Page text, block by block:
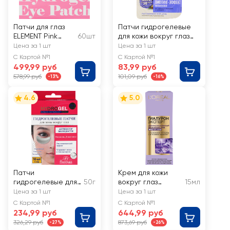
Патчи для глаз
ELEMENT Pink
гидрогелевые
экстракт
шиповника, роза,
овсяные отруби
60шт
Цена за 1 шт
С Картой №1
499,99 руб
578,99 руб -13%
Патчи гидрогелевые
для кожи вокруг глаз
НАРОДНЫЕ РЕЦЕПТЫ
Лифтинг-эффект, 10шт
Цена за 1 шт
С Картой №1
83,99 руб
101,09 руб -16%
4.6
Патчи
гидрогелевые для
области под
глазами FLORESAN
COSMETIC
Hydrogel
Активатор
50г
Цена за 1 шт
С Картой №1
234,99 руб
326,29 руб -27%
5.0
Крем для кожи
вокруг глаз
L'OREAL Гиалурон
Эксперт с
гиалуроновой
кислотой
15мл
Цена за 1 шт
С Картой №1
644,99 руб
873,69 руб -26%